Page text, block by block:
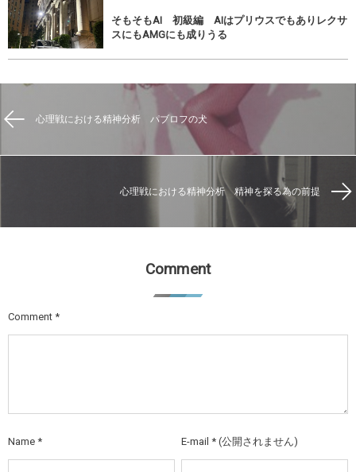
そもそもAI 初級編 AIはプリウスでもありレクサ
スにもAMGにも成りうる
心理戦における精神分析 パブロフの犬
心理戦における精神分析 精神を探る為の前提
Comment
Comment *
Name * E-mail * (公開されません)